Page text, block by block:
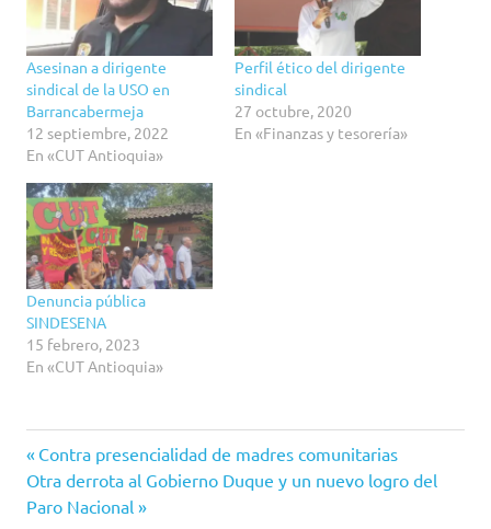
Asesinan a dirigente
sindical de la USO en
Barrancabermeja
12 septiembre, 2022
En «CUT Antioquia»
Perfil ético del dirigente
sindical
27 octubre, 2020
En «Finanzas y tesorería»
Denuncia pública
SINDESENA
15 febrero, 2023
En «CUT Antioquia»
Antioquia
Navegación
de
Entrada
anterior:
Contra presencialidad de madres comunitarias
Siguiente
entrada:
Otra derrota al Gobierno Duque y un nuevo logro del
Paro Nacional